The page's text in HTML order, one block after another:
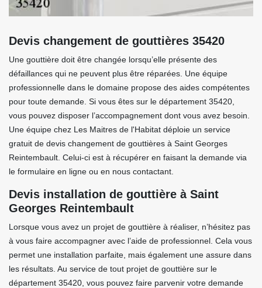
Devis changement de gouttières 35420
Une gouttière doit être changée lorsqu’elle présente des
défaillances qui ne peuvent plus être réparées. Une équipe
professionnelle dans le domaine propose des aides compétentes
pour toute demande. Si vous êtes sur le département 35420,
vous pouvez disposer l’accompagnement dont vous avez besoin.
Une équipe chez Les Maitres de l'Habitat déploie un service
gratuit de devis changement de gouttières à Saint Georges
Reintembault. Celui-ci est à récupérer en faisant la demande via
le formulaire en ligne ou en nous contactant.
Devis installation de gouttière à Saint
Georges Reintembault
Lorsque vous avez un projet de gouttière à réaliser, n’hésitez pas
à vous faire accompagner avec l’aide de professionnel. Cela vous
permet une installation parfaite, mais également une assure dans
les résultats. Au service de tout projet de gouttière sur le
département 35420, vous pouvez faire parvenir votre demande